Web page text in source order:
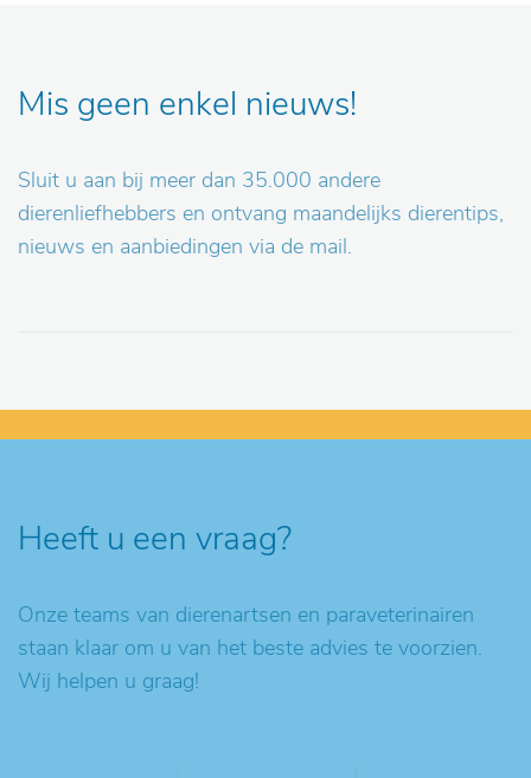
Mis geen enkel nieuws!
Sluit u aan bij meer dan 35.000 andere
dierenliefhebbers en ontvang maandelijks dierentips,
nieuws en aanbiedingen via de mail.
Heeft u een vraag?
Onze teams van dierenartsen en paraveterinairen
staan klaar om u van het beste advies te voorzien.
Wij helpen u graag!